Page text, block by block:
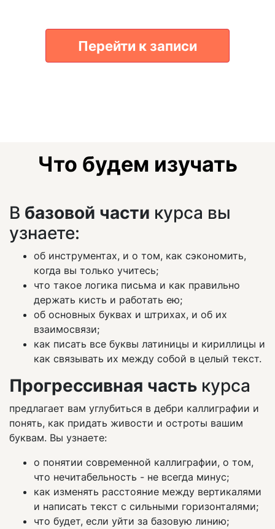
Перейти к записи
Что будем изучать
В базовой части курса вы
узнаете:
об инструментах, и о том, как сэкономить,
когда вы только учитесь;
что такое логика письма и как правильно
держать кисть и работать ею;
об основных буквах и штрихах, и об их
взаимосвязи;
как писать все буквы латиницы и кириллицы и
как связывать их между собой в целый текст.
Прогрессивная часть курса
предлагает вам углубиться в дебри каллиграфии и
понять, как придать живости и остроты вашим
буквам. Вы узнаете:
о понятии современной каллиграфии, о том,
что нечитабельность - не всегда минус;
как изменять расстояние между вертикалями
и написать текст с сильными горизонталями;
что будет, если уйти за базовую линию;